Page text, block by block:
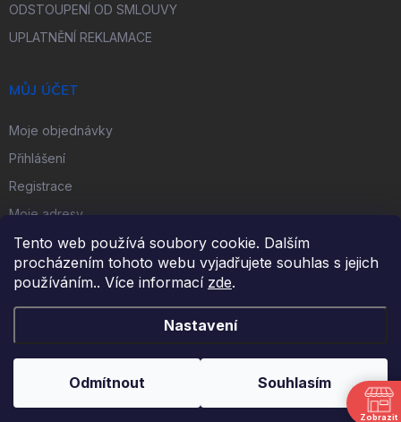
Tento web používá soubory cookie. Dalším
procházením tohoto webu vyjadřujete souhlas s jejich
používáním.. Více informací zde.
Nastavení
Odmítnout Souhlasím
ODSTOUPENÍ OD SMLOUVY
UPLATNĚNÍ REKLAMACE
MŮJ ÚČET
Moje objednávky
Přihlášení
Registrace
Moje adresy
FACEBOOK
Vytvořil Shoptet
Copyright 2026 . Všechna práva vyhrazena.
Zobrazit